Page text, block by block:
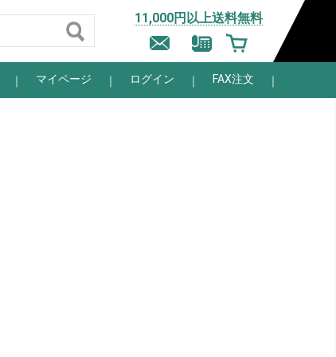
11,000円以上送料無料
マイページ ログイン FAX注文